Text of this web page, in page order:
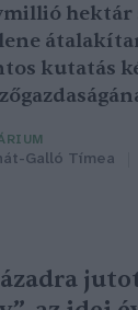
kutatás
Galló Tímea